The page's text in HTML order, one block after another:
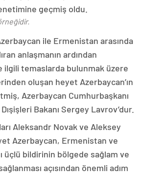
geçmiş oldu.
ile Ermenistan arasında
anlaşmanın ardından
ilgili temaslarda bulunmak üzere
oluşan heyet Azerbaycan’ın
Azerbaycan Cumhurbaşkanı
Bakanı Sergey Lavrov’dur.
Aleksandr Novak ve Aleksey
Azerbaycan, Ermenistan ve
üçlü bildirinin bölgede sağlam ve
açısından önemli adım